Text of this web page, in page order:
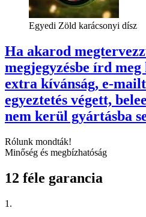
Egyedi Zöld karácsonyi dísz
Ha akarod
megjegyzésbe írd
extra kívánság, e-
egyeztetés végett,
nem kerül gyártásba
Rólunk mondták!
Minőség és megbízhatóság
12 féle garancia
1.